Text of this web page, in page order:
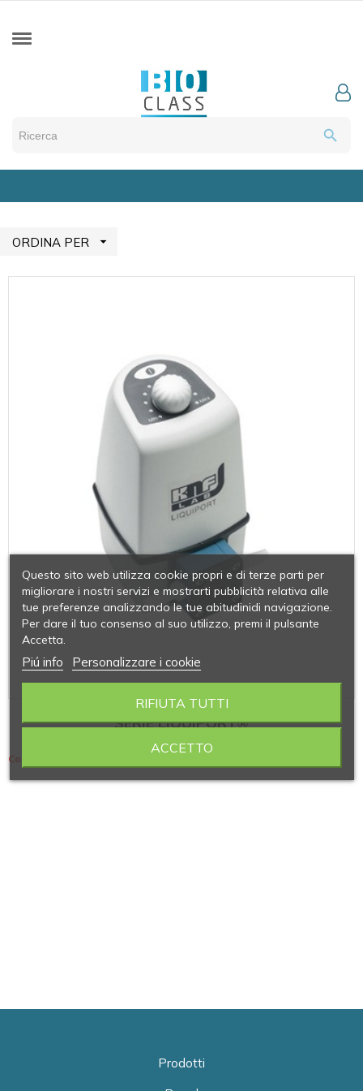
search
ORDINA PER 
SERIE LIQUIPORT®
Contiene 12 articoli
Prodotti
Questo sito web utilizza cookie propri e di terze parti per
migliorare i nostri servizi e mostrarti pubblicità relativa alle
tue preferenze analizzando le tue abitudinidi navigazione.
Per dare il tuo consenso al suo utilizzo, premi il pulsante
Accetta.
Piú info Personalizzare i cookie
RIFIUTA TUTTI
ACCETTO